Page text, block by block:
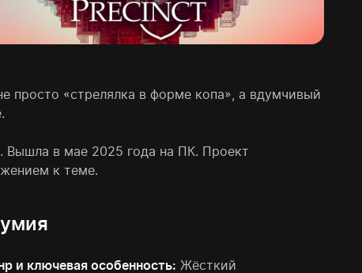
просто «стрелялка в форме копа», а вдумчивый
Вышла в мае 2025 года на ПК. Проект
к теме.
и ключевая особенность: Жёсткий